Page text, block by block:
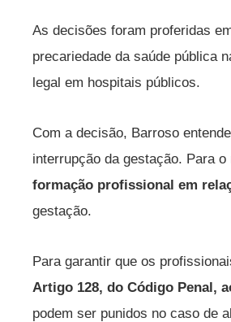
As decisões foram proferidas
precariedade da saúde pública
legal em hospitais públicos.
Com a decisão, Barroso
interrupção da gestação. Para
formação profissional em
gestação.
Para garantir que os
Artigo 128, do Código Penal,
podem ser punidos no caso de